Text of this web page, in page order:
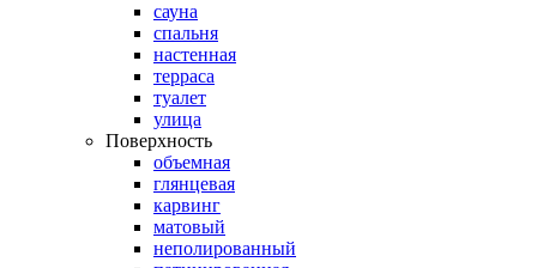
сауна
спальня
настенная
терраса
туалет
улица
Поверхность
объемная
глянцевая
карвинг
матовый
неполированный